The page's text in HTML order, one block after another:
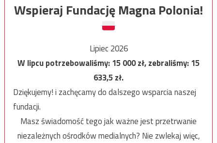
Wspieraj Fundację Magna Polonia!
Lipiec 2026
W lipcu potrzebowaliśmy:15 000zł, zebraliśmy:15
633,5zł.
Dziękujemy! i zachęcamy do dalszego wsparcia naszej
fundacji.
Masz świadomość tego jak ważne jest przetrwanie
niezależnych ośrodków medialnych? Nie zwlekaj więc,